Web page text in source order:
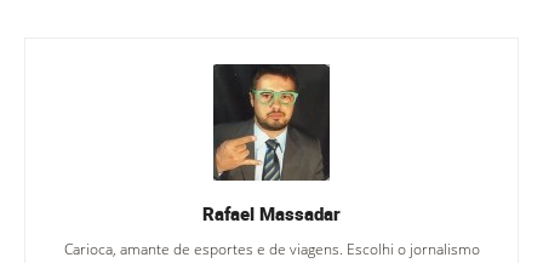
Rafael Massadar
Carioca, amante de esportes e de viagens. Escolhi o jornalismo